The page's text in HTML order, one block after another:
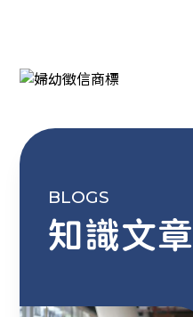
BLOGS
知識文章